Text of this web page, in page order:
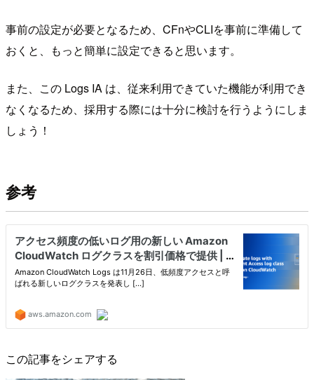
事前の設定が必要となるため、CFnやCLIを事前に準備して
おくと、もっと簡単に設定できると思います。
また、この Logs IA は、従来利用できていた機能が利用でき
なくなるため、採用する際には十分に検討を行うようにしま
しょう！
参考
この記事をシェアする